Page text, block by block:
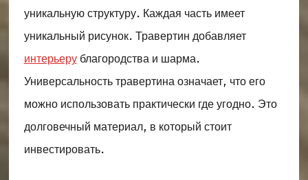
уникальную структуру. Каждая часть имеет
уникальный рисунок. Травертин добавляет
интерьерублагородства и шарма.
Универсальность травертина означает, что его
можно использовать практически где угодно. Это
долговечный материал, в который стоит
инвестировать.